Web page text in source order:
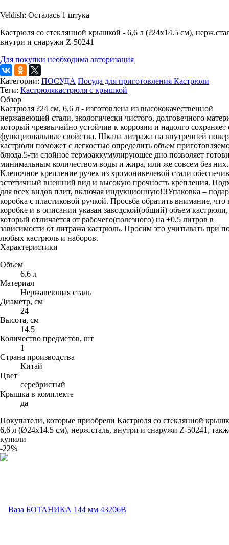
Veldish: Осталась 1 штука
Кастрюля со стеклянной крышкой - 6,6 л (?24х14.5 см),
внутри и снаружи Z-50241
Для покупки необходима авторизация
Категории: ПОСУДА Посуда для приготовления Кастрюли
Теги: Кастрюлякастрюля с крышкой
Обзор
Кастрюля ?24 см, 6,6 л - изготовлена из высококачественной
нержавеющей стали, экологически чистого, долговечного
который чрезвычайно устойчив к коррозии и надолго сохраняет
функциональные свойства. Шкала литража на внутренней
кастрюли поможет с легкостью определить объем
блюда.5-ти слойное термоаккумулирующее дно позволяет
минимальным количеством воды и жира, или же совсем без них.
Клепочное крепление ручек из хромоникелевой стали
эстетичный внешний вид и высокую прочность крепления.
для всех видов плит, включая индукционную!!!Упаковка –
коробка с пластиковой ручкой. Просьба обратить внимание, что
коробке и в описании указан заводской(общий) объем кастрюли,
который отличается от рабочего(полезного) на +0,5 литров в
зависимости от литража кастрюль. Просим это учитывать при
любых кастрюль и наборов.
Характеристики
Объем
6.6 л
Материал
Нержавеющая сталь
Диаметр, см
24
Высота, см
14.5
Количество предметов, шт
1
Страна производства
Китай
Цвет
серебристый
Крышка в комплекте
да
Покупатели, которые приобрели Кастрюля со стеклянной
6,6 л (Ø24х14.5 см), нерж.сталь, внутри и снаружи Z-50241,
купили
-22%